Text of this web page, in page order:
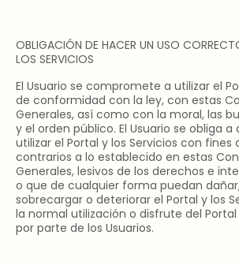
OBLIGACIÓN DE HACER UN USO
LOS SERVICIOS
El Usuario se compromete a utilizar el
de conformidad con la ley, con estas
Generales, así como con la moral, las
y el orden público. El Usuario se obliga
utilizar el Portal y los Servicios con
contrarios a lo establecido en estas
Generales, lesivos de los derechos e
o que de cualquier forma puedan
sobrecargar o deteriorar el Portal y los
la normal utilización o disfrute del Portal
por parte de los Usuarios.